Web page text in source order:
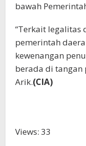
bawah
“Terkait legalitas
pemerintah
kewenangan
berada di tangan
Arik.(CIA)
Views: 33